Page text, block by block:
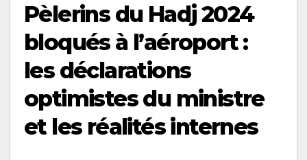
Pèlerins du Hadj 2024
bloqués à l’aéroport :
les déclarations
optimistes du ministre
et les réalités internes